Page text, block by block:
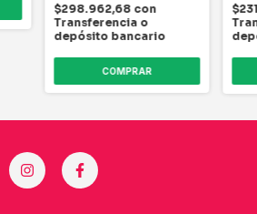
$298.962,68 con
Transferencia o
depósito bancario